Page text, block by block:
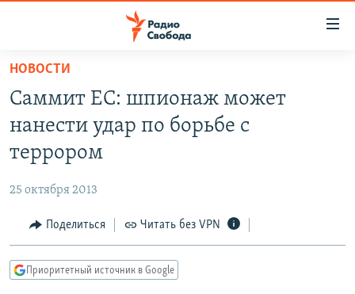
упрощенного
доступа
основному
Вернутся
Вернутся
АВТОРСКИЕ ПРОЕКТЫ
МНЕНИЯ
КУЛЬТУРА
КАВКАЗ.РЕАЛИИ
НОВОСТИ
Саммит ЕС: шпионаж может
нанести удар по борьбе с
террором
25 октября 2013
Поделиться Читать без VPN
Приоритетный источник в Google